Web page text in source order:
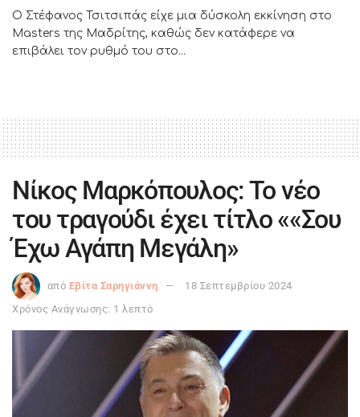
Ο Στέφανος Τσιτσιπάς είχε μια δύσκολη εκκίνηση στο
Masters της Μαδρίτης, καθώς δεν κατάφερε να
επιβάλει τον ρυθμό του στο...
Νίκος Μαρκόπουλος: Το νέο
του τραγούδι έχει τίτλο ««Σου
Έχω Αγάπη Μεγάλη»
από Εβίτα Σαρηγιάννη
18 Σεπτεμβρίου 2024
Χρόνος Ανάγνωσης: 1 λεπτό